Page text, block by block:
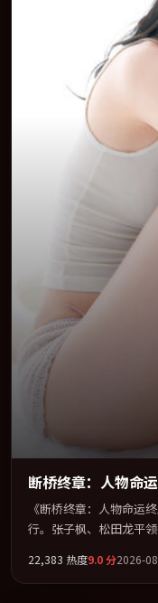
断桥终章：人物命
《断桥终章：人物命运
行。张子枫、松田龙平
在叙事、表演与视听上
流平台同步亮相，2026
22,383 热度9.0分2026-